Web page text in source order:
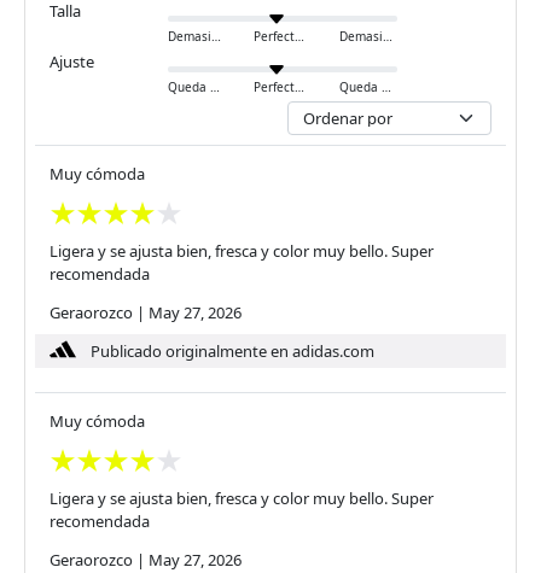
Talla
Demasiado pequeño Perfecto Demasiado grande
Ajuste
Queda ajustado Perfecto Queda holgado
Muy cómoda
Ligera y se ajusta bien, fresca y color muy bello. Super
recomendada
Geraorozco | May 27, 2026
Publicado originalmente en adidas.com
Muy cómoda
Ligera y se ajusta bien, fresca y color muy bello. Super
recomendada
Geraorozco | May 27, 2026